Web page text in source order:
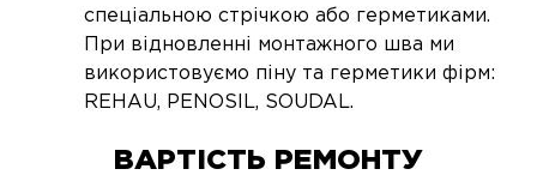
спеціальною стрічкою або герметиками.
При відновленні монтажного шва ми
використовуємо піну та герметики фірм:
REHAU, PENOSIL, SOUDAL.
ВАРТІСТЬ РЕМОНТУ